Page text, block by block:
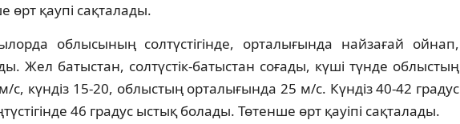
қаупі сақталады.
облысының солтүстігінде, орталығында найзағай ойнап,
Жел батыстан, солтүстік-батыстан соғады, күші түнде облыстың
м/с, күндіз 15-20, облыстың орталығында 25 м/с. Күндіз 40-42 градус
46 градус ыстық болады. Төтенше өрт қауіпі сақталады.